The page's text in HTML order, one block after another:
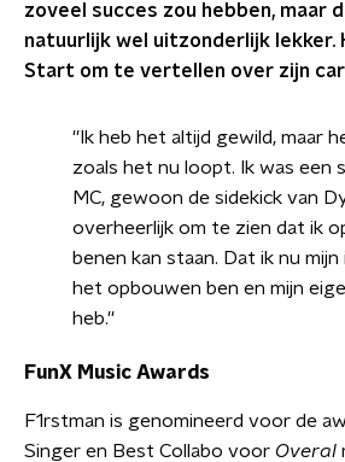
zoveel succes zou hebben, maar
natuurlijk wel uitzonderlijk lekker.
Start om te vertellen over zijn
''Ik heb het altijd gewild, maar
zoals het nu loopt. Ik was een
MC, gewoon de sidekick van
overheerlijk om te zien dat ik
benen kan staan. Dat ik nu mijn
het opbouwen ben en mijn
heb.''
FunX Music Awards
F1rstman is genomineerd voor de
Singer en Best Collabo voor Overal